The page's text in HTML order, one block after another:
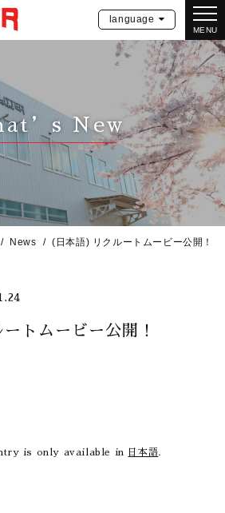
MENU
language
New
News (日本語) リクルートムービー公開！
トムービー公開！
is only available in 日本語.